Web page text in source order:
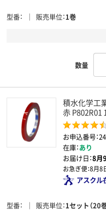
型番 販売単位 1巻
数量
積水化学工
赤 P802R01
お申込番号：
在庫：あり
お届け日：8月9
お急ぎ便：8月8
アスクル
型番 販売単位 1セット（20巻